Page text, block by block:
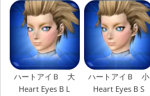
ハートアイＢ 大
Heart Eyes B L
ハートアイＢ 小
Heart Eyes B S